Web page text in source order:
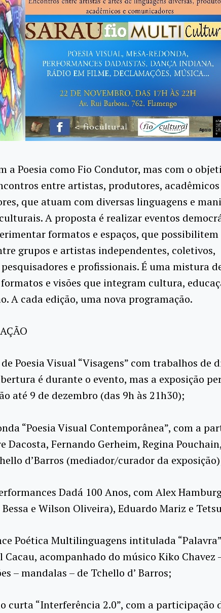
a Poesia como Fio Condutor, mas com o
entre artistas, produtores, acadêmicos
que atuam com diversas linguagens e
A proposta é realizar eventos
formatos e espaços, que possibilitem
grupos e artistas independentes, coletivos,
e profissionais. É uma mistura
e visões que integram cultura,
A cada edição, uma nova programação.
Poesia Visual “Visagens” com trabalhos de
é durante o evento, mas a exposição
até 9 de dezembro (das 9h às 21h30);
“Poesia Visual Contemporânea”, com a
Dacosta, Fernando Gerheim, Regina
d’Barros (mediador/curador da
Dadá 100 Anos, com Alex
e Wilson Oliveira), Eduardo Mariz e
Poética Multilinguagens intitulada
Cacau, acompanhado do músico Kiko Chavez
– mandalas – de Tchello d’ Barros;
curta “Interferência 2.0”, com a participação